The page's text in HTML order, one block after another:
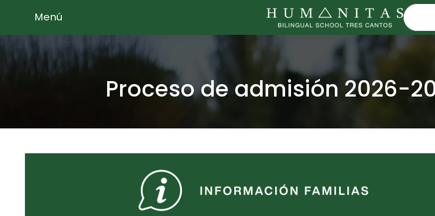
Menú
Proceso de admisión 2026-